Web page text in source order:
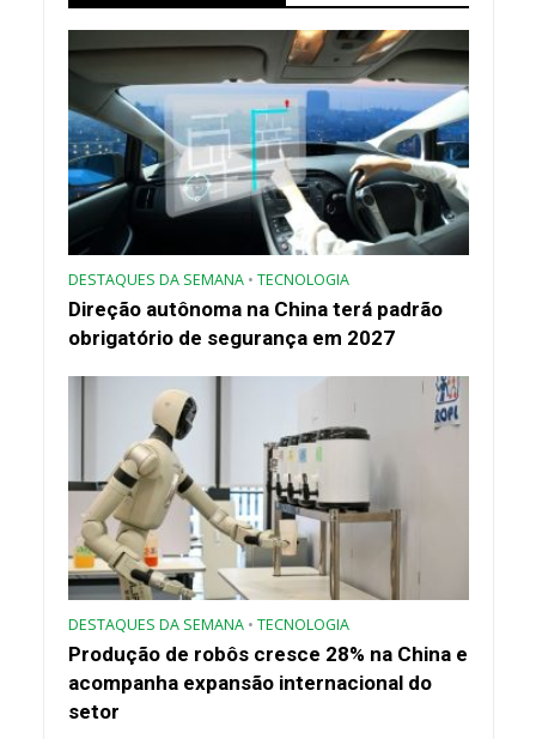
DESTAQUES DA SEMANA • TECNOLOGIA
Direção autônoma na China terá padrão
obrigatório de segurança em 2027
DESTAQUES DA SEMANA • TECNOLOGIA
Produção de robôs cresce 28% na China e
acompanha expansão internacional do
setor